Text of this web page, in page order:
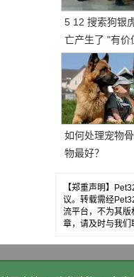
5 12 搜索狗银
亡产生了 "有价
基因存储计划"
如何处理宠物
物最好？
【郑重声明】
议。转载需经
流平台，不为其
章，请及时与我